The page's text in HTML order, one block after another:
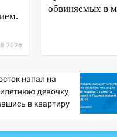
обвиняемых в
напал на
девочку,
в квартиру